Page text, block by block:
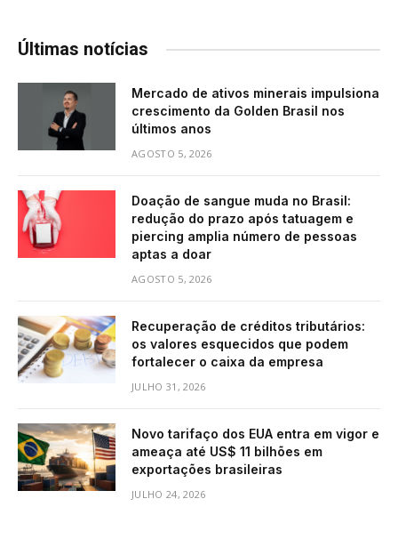
Últimas notícias
Mercado de ativos minerais impulsiona
crescimento da Golden Brasil nos
últimos anos
AGOSTO 5, 2026
Doação de sangue muda no Brasil:
redução do prazo após tatuagem e
piercing amplia número de pessoas
aptas a doar
AGOSTO 5, 2026
Recuperação de créditos tributários:
os valores esquecidos que podem
fortalecer o caixa da empresa
JULHO 31, 2026
Novo tarifaço dos EUA entra em vigor e
ameaça até US$ 11 bilhões em
exportações brasileiras
JULHO 24, 2026